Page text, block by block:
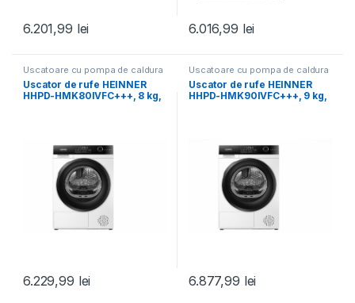
6.201,99 lei 6.016,99 lei
Uscatoare cu pompa de caldura
Uscator de rufe HEINNER
HHPD-HMK80IVFC+++, 8 kg,
6.229,99 lei
Uscatoare cu pompa de caldura
Uscator de rufe HEINNER
HHPD-HMK90IVFC+++, 9 kg,
6.877,99 lei